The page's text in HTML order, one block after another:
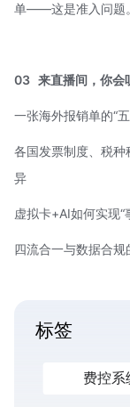
单——这是准入问题。
03 来直播间，你会
一张海外报销单的“
各国发票制度、税
异
虚拟卡+AI如何实现
四流合一与数据合规
标签
费控系